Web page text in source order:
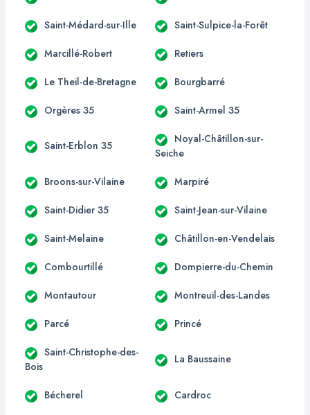
Saint-Médard-sur-Ille Saint-Sulpice-la-Forêt
Marcillé-Robert Retiers
Le Theil-de-Bretagne Bourgbarré
Orgères 35 Saint-Armel 35
Saint-Erblon 35
Noyal-Châtillon-sur-
Seiche
Broons-sur-Vilaine Marpiré
Saint-Didier 35 Saint-Jean-sur-Vilaine
Saint-Melaine Châtillon-en-Vendelais
Combourtillé Dompierre-du-Chemin
Montautour Montreuil-des-Landes
Parcé Princé
Saint-Christophe-des-
Bois
La Baussaine
Bécherel Cardroc